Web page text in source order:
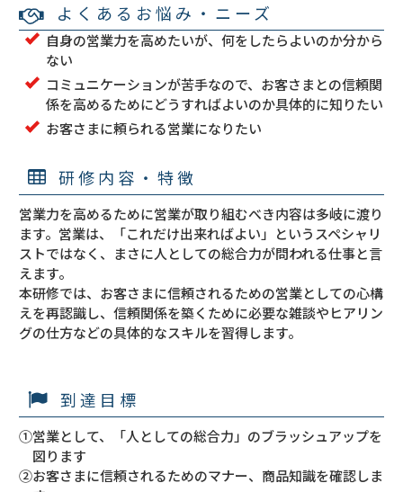
よくあるお悩み・ニーズ
自身の営業力を高めたいが、何をしたらよいのか分から
ない
コミュニケーションが苦手なので、お客さまとの信頼関
係を高めるためにどうすればよいのか具体的に知りたい
お客さまに頼られる営業になりたい
研修内容・特徴
営業力を高めるために営業が取り組むべき内容は多岐に渡り
ます。営業は、「これだけ出来ればよい」というスペシャリ
ストではなく、まさに人としての総合力が問われる仕事と言
えます。
本研修では、お客さまに信頼されるための営業としての心構
えを再認識し、信頼関係を築くために必要な雑談やヒアリン
グの仕方などの具体的なスキルを習得します。
到達目標
①営業として、「人としての総合力」のブラッシュアップを
図ります
②お客さまに信頼されるためのマナー、商品知識を確認しま